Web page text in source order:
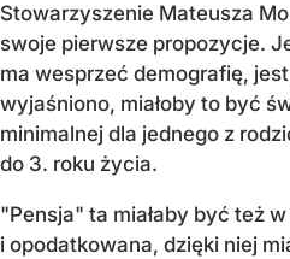
Stowarzyszenie Mateusza
swoje pierwsze propozycje.
ma wesprzeć demografię,
wyjaśniono, miałoby to być
minimalnej dla jednego z
do 3. roku życia.
"Pensja" ta miałaby być też w
i opodatkowana, dzięki niej